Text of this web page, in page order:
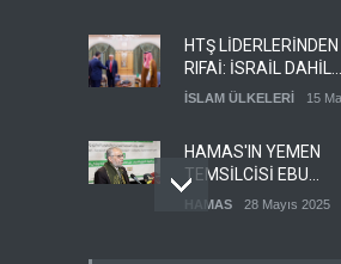
HTŞ
RIFAİ: İSRAİL DAHİL
HERKESLE BARIŞ
İSLAM ÜLKELERİ 15
HAMAS'IN YEMEN
TEMSİLCİSİ EBU
ŞEMALE'DEN ÖNEMLİ
HAMAS 28 Mayıs 2025